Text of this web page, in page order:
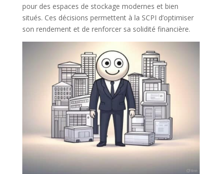
pour des espaces de stockage modernes et bien
situés. Ces décisions permettent à la SCPI d’optimiser
son rendement et de renforcer sa solidité financière.